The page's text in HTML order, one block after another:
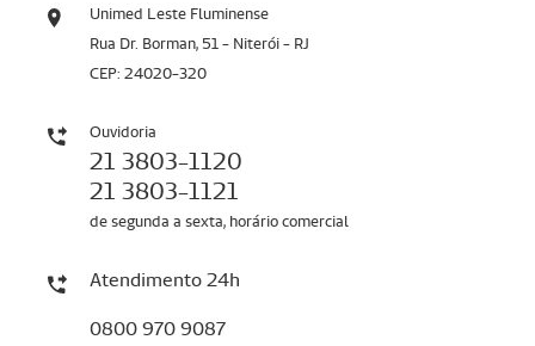
Unimed Leste Fluminense
Rua Dr. Borman, 51 - Niterói - RJ
CEP: 24020-320
Ouvidoria
21 3803-1120
21 3803-1121
de segunda a sexta, horário comercial
Atendimento 24h
0800 970 9087